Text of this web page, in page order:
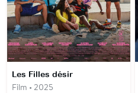
Les Filles désir
Film • 2025